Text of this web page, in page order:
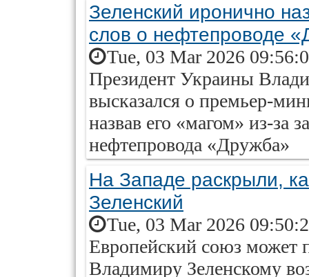
Зеленский иронично
слов о нефтепроводе
Tue, 03 Mar 2026
Президент Украины
высказался о премьер-
назвав его «магом» из-за
нефтепровода «Дружба»
На Западе раскрыли,
Зеленский
Tue, 03 Mar 2026
Европейский союз может
Владимиру Зеленскому